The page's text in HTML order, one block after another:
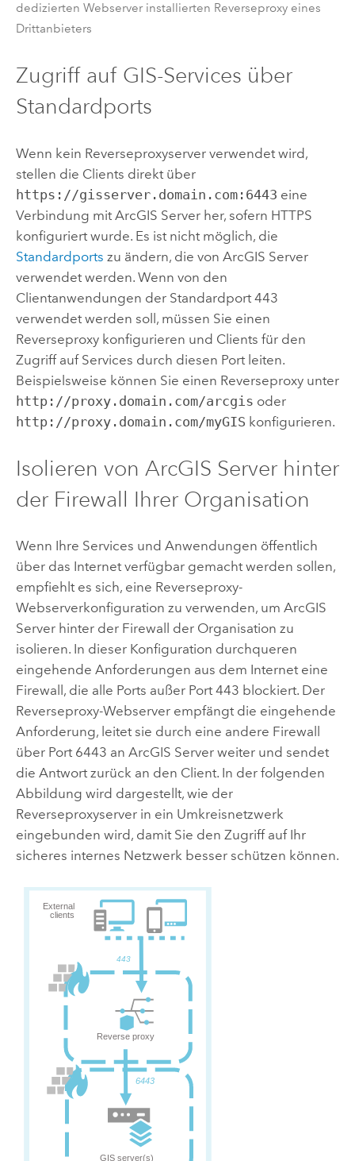
dedizierten Webserver installierten Reverseproxy eines
Drittanbieters
Zugriff auf GIS-Services über
Standardports
Wenn kein Reverseproxyserver verwendet wird,
stellen die Clients direkt über
https://gisserver.domain.com:6443 eine
Verbindung mit ArcGIS Serverher, sofern HTTPS
konfiguriert wurde. Es ist nicht möglich, die
Standardports zu ändern, die von ArcGIS Server
verwendet werden. Wenn von den
Clientanwendungen der Standardport 443
verwendet werden soll, müssen Sie einen
Reverseproxy konfigurieren und Clients für den
Zugriff auf Services durch diesen Port leiten.
Beispielsweise können Sie einen Reverseproxy unter
http://proxy.domain.com/arcgis oder
http://proxy.domain.com/myGIS konfigurieren.
Isolieren von ArcGIS Serverhinter
der Firewall Ihrer Organisation
Wenn Ihre Services und Anwendungen öffentlich
über das Internet verfügbar gemacht werden sollen,
empfiehlt es sich, eine Reverseproxy-
Webserverkonfiguration zu verwenden, um ArcGIS
Serverhinter der Firewall der Organisation zu
isolieren. In dieser Konfiguration durchqueren
eingehende Anforderungen aus dem Internet eine
Firewall, die alle Ports außer Port 443 blockiert. Der
Reverseproxy-Webserver empfängt die eingehende
Anforderung, leitet sie durch eine andere Firewall
über Port 6443 an ArcGIS Serverweiter und sendet
die Antwort zurück an den Client. In der folgenden
Abbildung wird dargestellt, wie der
Reverseproxyserver in ein Umkreisnetzwerk
eingebunden wird, damit Sie den Zugriff auf Ihr
sicheres internes Netzwerk besser schützen können.